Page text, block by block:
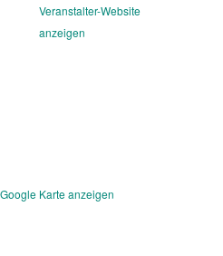
Google Karte anzeigen
Veranstalter-Website
anzeigen